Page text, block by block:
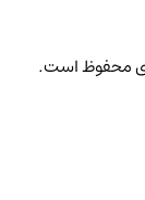
محفوظ است.